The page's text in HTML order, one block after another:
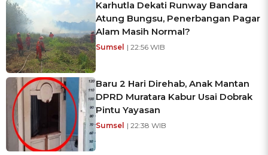
Karhutla Dekati Runway Bandara
Atung Bungsu, Penerbangan Pagar
Alam Masih Normal?
Sumsel | 22:56 WIB
Baru 2 Hari Direhab, Anak Mantan
DPRD Muratara Kabur Usai Dobrak
Pintu Yayasan
Sumsel | 22:38 WIB